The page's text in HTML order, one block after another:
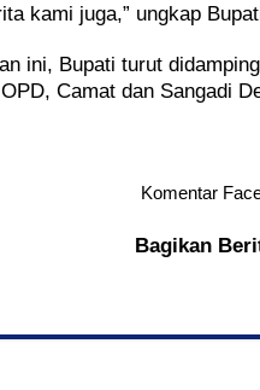
kami juga,” ungkap
ini, Bupati turut
Camat dan Sangadi
Komentar
Bagikan